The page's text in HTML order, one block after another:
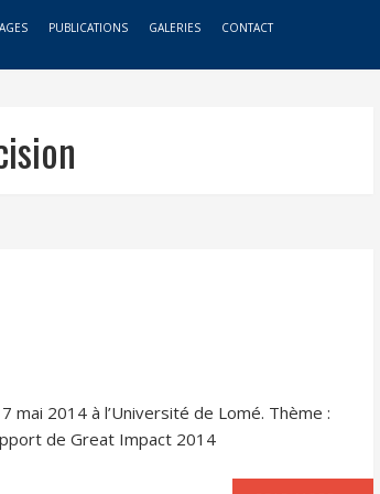
PUBLICATIONS GALERIES CONTACT
mai 2014 à l’Université de Lomé. Thème :
de Great Impact 2014